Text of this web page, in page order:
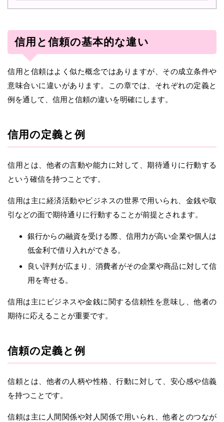
信用と信頼の基本的な違い
信用と信頼はよく似た概念ではありますが、その成立条件や
意味合いに違いがあります。この章では、それぞれの定義と
例を通して、信用と信頼の違いを明確にします。
信用の定義と例
信用とは、他者の言動や能力に対して、期待通りに行動する
という確信を持つことです。
信用は主に経済活動やビジネスの世界で用いられ、金銭や取
引などの面で期待通りに行動することが前提とされます。
銀行からの融資を受ける際、信用力が高い企業や個人は
低金利で借り入れができる。
良い評判が広まり、消費者がその企業や商品に対して信
用を寄せる。
信用は主にビジネスや金銭に関する信頼性を意味し、他者の
期待に応えることが重要です。
信頼の定義と例
信頼とは、他者の人柄や性格、行動に対して、安心感や信義
を持つことです。
信頼は主に人間関係や対人関係で用いられ、他者とのつなが